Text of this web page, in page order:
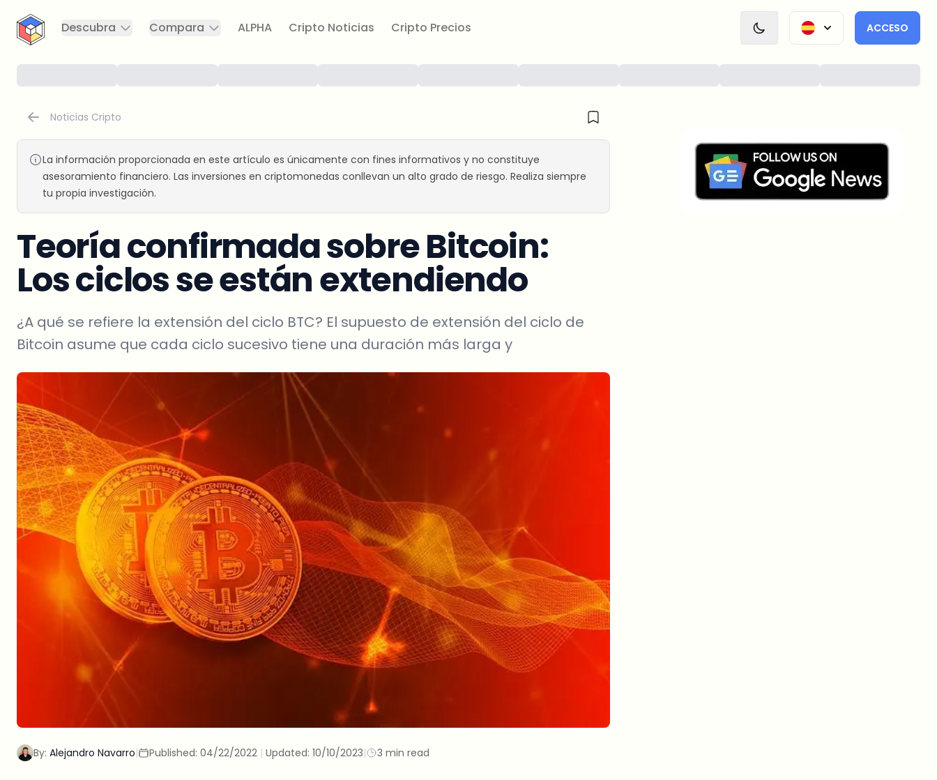
CryptoTicker
Descubra
Compara ALPHA Cripto Noticias Cripto Precios ACCESO
Noticias Cripto
La información proporcionada en este artículo es únicamente con fines informativos y no constituye
asesoramiento financiero. Las inversiones en criptomonedas conllevan un alto grado de riesgo. Realiza siempre
tu propia investigación.
Teoría confirmada sobre Bitcoin:
Los ciclos se están extendiendo
¿A qué se refiere la extensión del ciclo BTC? El supuesto de extensión del ciclo de
Bitcoin asume que cada ciclo sucesivo tiene una duración más larga y
By: Alejandro Navarro| Published: 04/22/2022 | Updated: 10/10/2023| 3 min read